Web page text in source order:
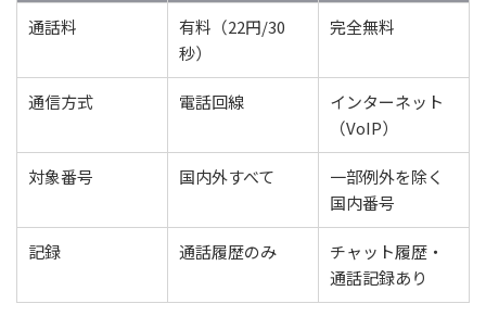
通話料
有料（22円/30
秒）
完全無料
通信方式 電話回線
インターネット
（VoIP）
対象番号 国内外すべて
一部例外を除く
国内番号
記録 通話履歴のみ
チャット履歴・
通話記録あり